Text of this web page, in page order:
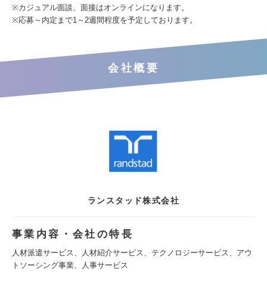
※カジュアル面談、面接はオンラインになります。
※応募～内定まで1～2週間程度を予定しております。
会社概要
ランスタッド株式会社
事業内容・会社の特長
人材派遣サービス、人材紹介サービス、テクノロジーサービス、アウ
トソーシング事業、人事サービス